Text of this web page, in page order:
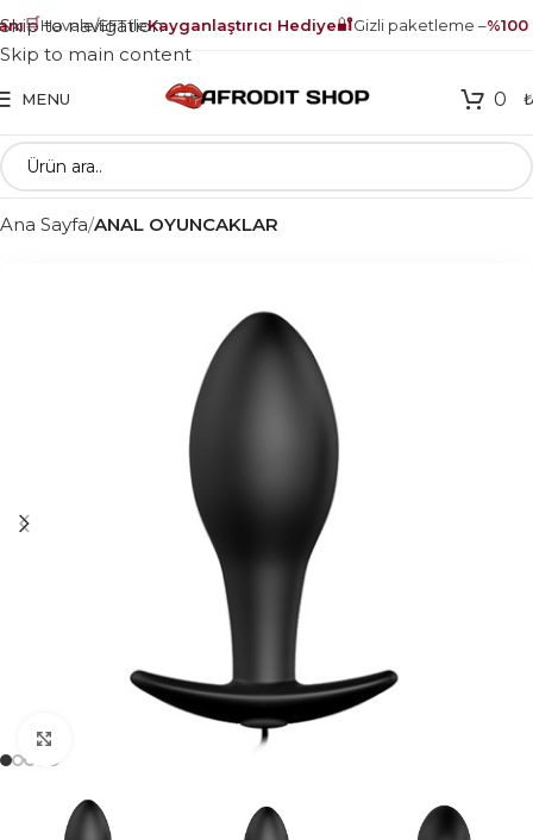
🛒Havale/EFT ileKayganlaştırıcı Hediye🔐Gizli paketleme – %100
Skip to navigation
Skip to main content
MENU 0 ₺
Ana Sayfa ANAL OYUNCAKLAR